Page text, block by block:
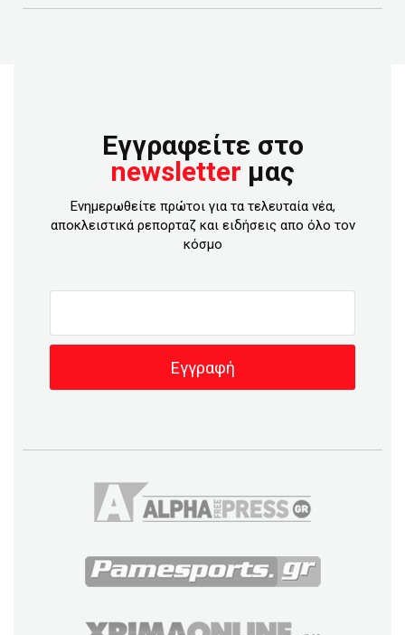
Εγγραφείτε στο
newsletter μας
Ενημερωθείτε πρώτοι για τα τελευταία νέα,
αποκλειστικά ρεπορταζ και ειδήσεις απο όλο τον
κόσμο